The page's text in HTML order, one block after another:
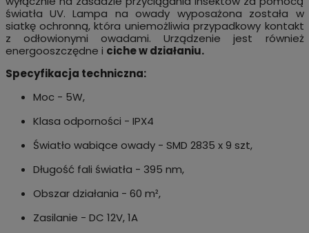
światła UV. Lampa na owady wyposażona została w
siatkę ochronną, która uniemożliwia przypadkowy kontakt
z odłowionymi owadami. Urządzenie jest również
energooszczędne i ciche w działaniu.
Specyfikacja techniczna:
Moc - 5W,
Klasa odporności - IPX4
Światło wabiące owady - SMD 2835 x 9 szt,
Długość fali światła - 395 nm,
Obszar działania - 60 m²,
Zasilanie - DC 12V, 1A